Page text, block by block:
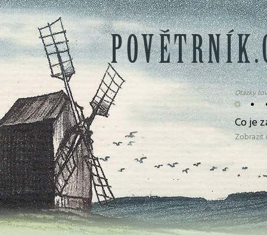
• •
Otázky
Co je